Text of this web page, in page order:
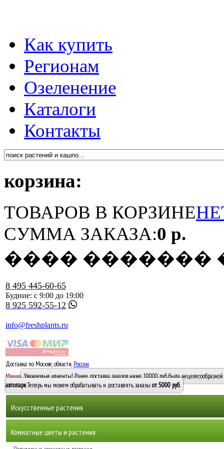
Как купить
Регионам
Озеленение
Каталоги
Контакты
корзина:
ТОВАРОВ В КОРЗИНЕ
СУММА ЗАКАЗА:0 р.
���� �������
8 495 445-60-65
Будние: с 9:00 до 19:00
8 925 592-55-12
info@freshplants.ru
Доставка по Москве, области, России
Минимальный заказ -10 0005000 руб.
Уважаемые клиенты! Ранее доставка заказов ниже 10000 руб. была
автопарк. Теперь мы можем обрабатывать и доставлять заказы от 5000 руб.
Искусственные растения
Горшечные растения, кусты и мох
Комнатные цветы и растения